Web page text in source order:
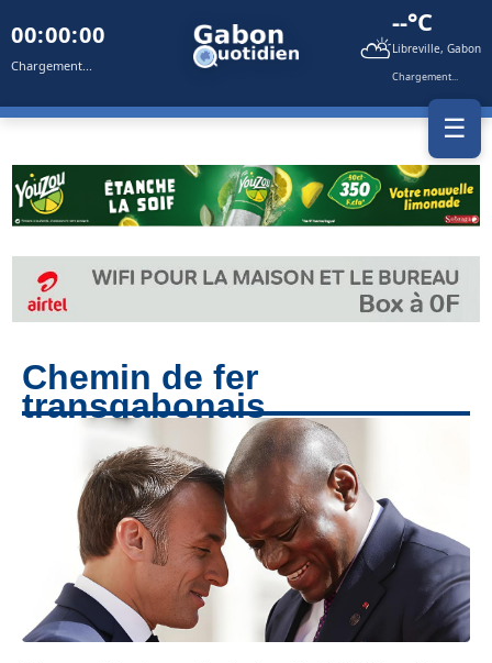
00:00:00
Chargement... ⛅
--°C
Libreville, Gabon
Chargement...
☰
Chemin de fer
transgabonais